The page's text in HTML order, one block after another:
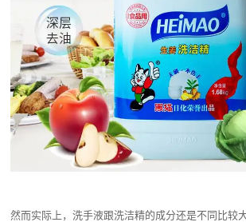
然而实际上，洗手液跟洗洁精的成分还是不同比较